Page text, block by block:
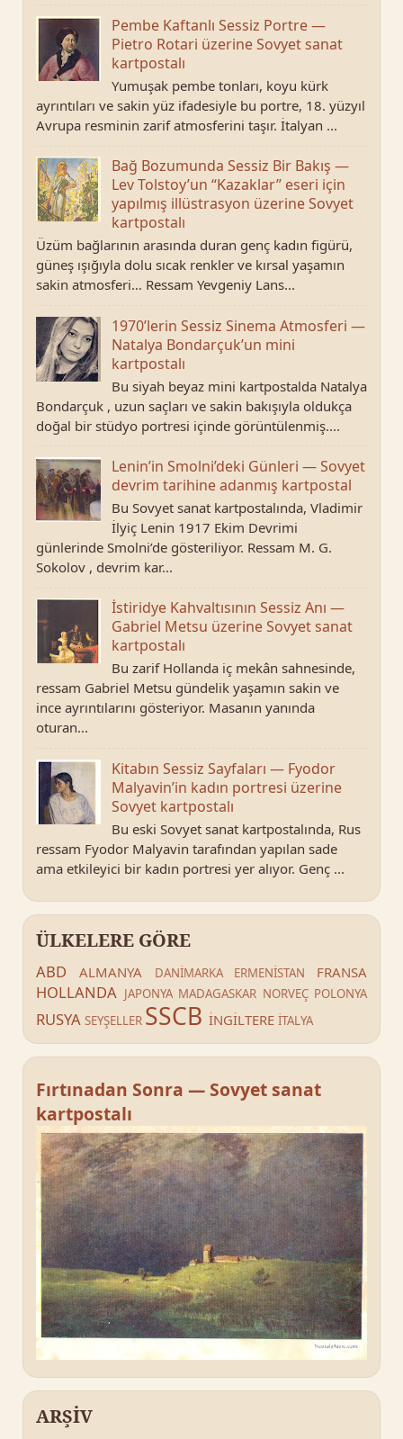
Pembe Kaftanlı Sessiz Portre —
Pietro Rotari üzerine Sovyet sanat
kartpostalı
Yumuşak pembe tonları, koyu kürk
ayrıntıları ve sakin yüz ifadesiyle bu portre, 18. yüzyıl
Avrupa resminin zarif atmosferini taşır. İtalyan ...
Bağ Bozumunda Sessiz Bir Bakış —
Lev Tolstoy’un “Kazaklar” eseri için
yapılmış illüstrasyon üzerine Sovyet
kartpostalı
Üzüm bağlarının arasında duran genç kadın figürü,
güneş ışığıyla dolu sıcak renkler ve kırsal yaşamın
sakin atmosferi… Ressam Yevgeniy Lans...
1970’lerin Sessiz Sinema Atmosferi —
Natalya Bondarçuk’un mini
kartpostalı
Bu siyah beyaz mini kartpostalda Natalya
Bondarçuk , uzun saçları ve sakin bakışıyla oldukça
doğal bir stüdyo portresi içinde görüntülenmiş....
Lenin’in Smolni’deki Günleri — Sovyet
devrim tarihine adanmış kartpostal
Bu Sovyet sanat kartpostalında, Vladimir
İlyiç Lenin 1917 Ekim Devrimi
günlerinde Smolni’de gösteriliyor. Ressam M. G.
Sokolov , devrim kar...
İstiridye Kahvaltısının Sessiz Anı —
Gabriel Metsu üzerine Sovyet sanat
kartpostalı
Bu zarif Hollanda iç mekân sahnesinde,
ressam Gabriel Metsu gündelik yaşamın sakin ve
ince ayrıntılarını gösteriyor. Masanın yanında
oturan...
Kitabın Sessiz Sayfaları — Fyodor
Malyavin’in kadın portresi üzerine
Sovyet kartpostalı
Bu eski Sovyet sanat kartpostalında, Rus
ressam Fyodor Malyavin tarafından yapılan sade
ama etkileyici bir kadın portresi yer alıyor. Genç ...
ÜLKELERE GÖRE
ABD ALMANYA DANİMARKA ERMENİSTAN FRANSA
HOLLANDA JAPONYA MADAGASKAR NORVEÇ POLONYA
RUSYA SEYŞELLER SSCB İNGİLTERE İTALYA
Fırtınadan Sonra — Sovyet sanat
kartpostalı
ARŞİV